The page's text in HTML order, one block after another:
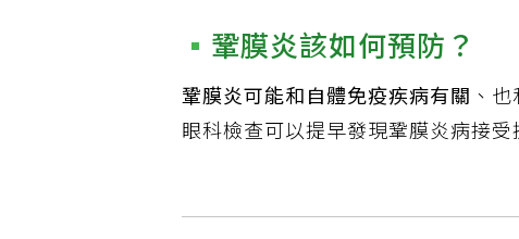
鞏膜炎該如何預防？
鞏膜炎可能和自體免疫疾病有關 、
眼科檢查可以提早發現鞏膜炎病接受